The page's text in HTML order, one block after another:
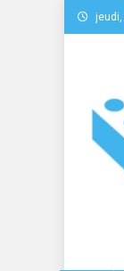
Skip
to